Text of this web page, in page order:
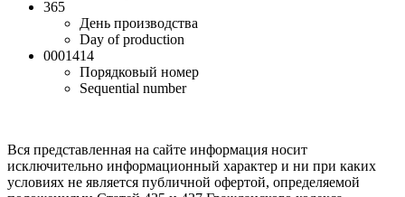
365
День производства
Day of production
0001414
Порядковый номер
Sequential number
Вся представленная на сайте информация носит
исключительно информационный характер и ни при каких
условиях не является публичной офертой, определяемой